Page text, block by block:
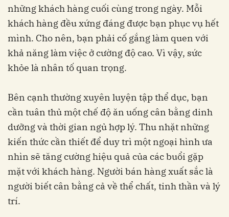
những khách hàng cuối cùng trong ngày. Mỗi
khách hàng đều xứng đáng được bạn phục vụ hết
mình. Cho nên, bạn phải cố gắng làm quen với
khả năng làm việc ở cường độ cao. Vì vậy, sức
khỏe là nhân tố quan trọng.
Bên cạnh thường xuyên luyện tập thể dục, bạn
cần tuân thủ một chế độ ăn uống cân bằng dinh
dưỡng và thời gian ngủ hợp lý. Thu nhặt những
kiến thức cần thiết để duy trì một ngoại hình ưa
nhìn sẽ tăng cường hiệu quả của các buổi gặp
mặt với khách hàng. Người bán hàng xuất sắc là
người biết cân bằng cả về thể chất, tinh thần và lý
trí.